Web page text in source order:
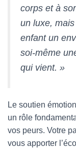
corps et à
un luxe,
enfant un
soi-même
qui vient. »
Le soutien
un rôle
vos peurs. Votre
vous apporter